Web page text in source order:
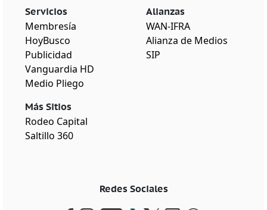
Servicios
Membresía
HoyBusco
Publicidad
Vanguardia HD
Medio Pliego
Más Sitios
Rodeo Capital
Saltillo 360
Alianzas
WAN-IFRA
Alianza de Medios
SIP
Redes Sociales